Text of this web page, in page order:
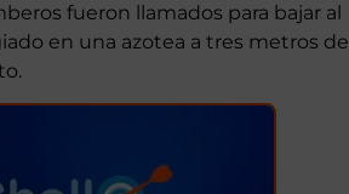
fueron llamados para bajar al
en una azotea a tres metros de